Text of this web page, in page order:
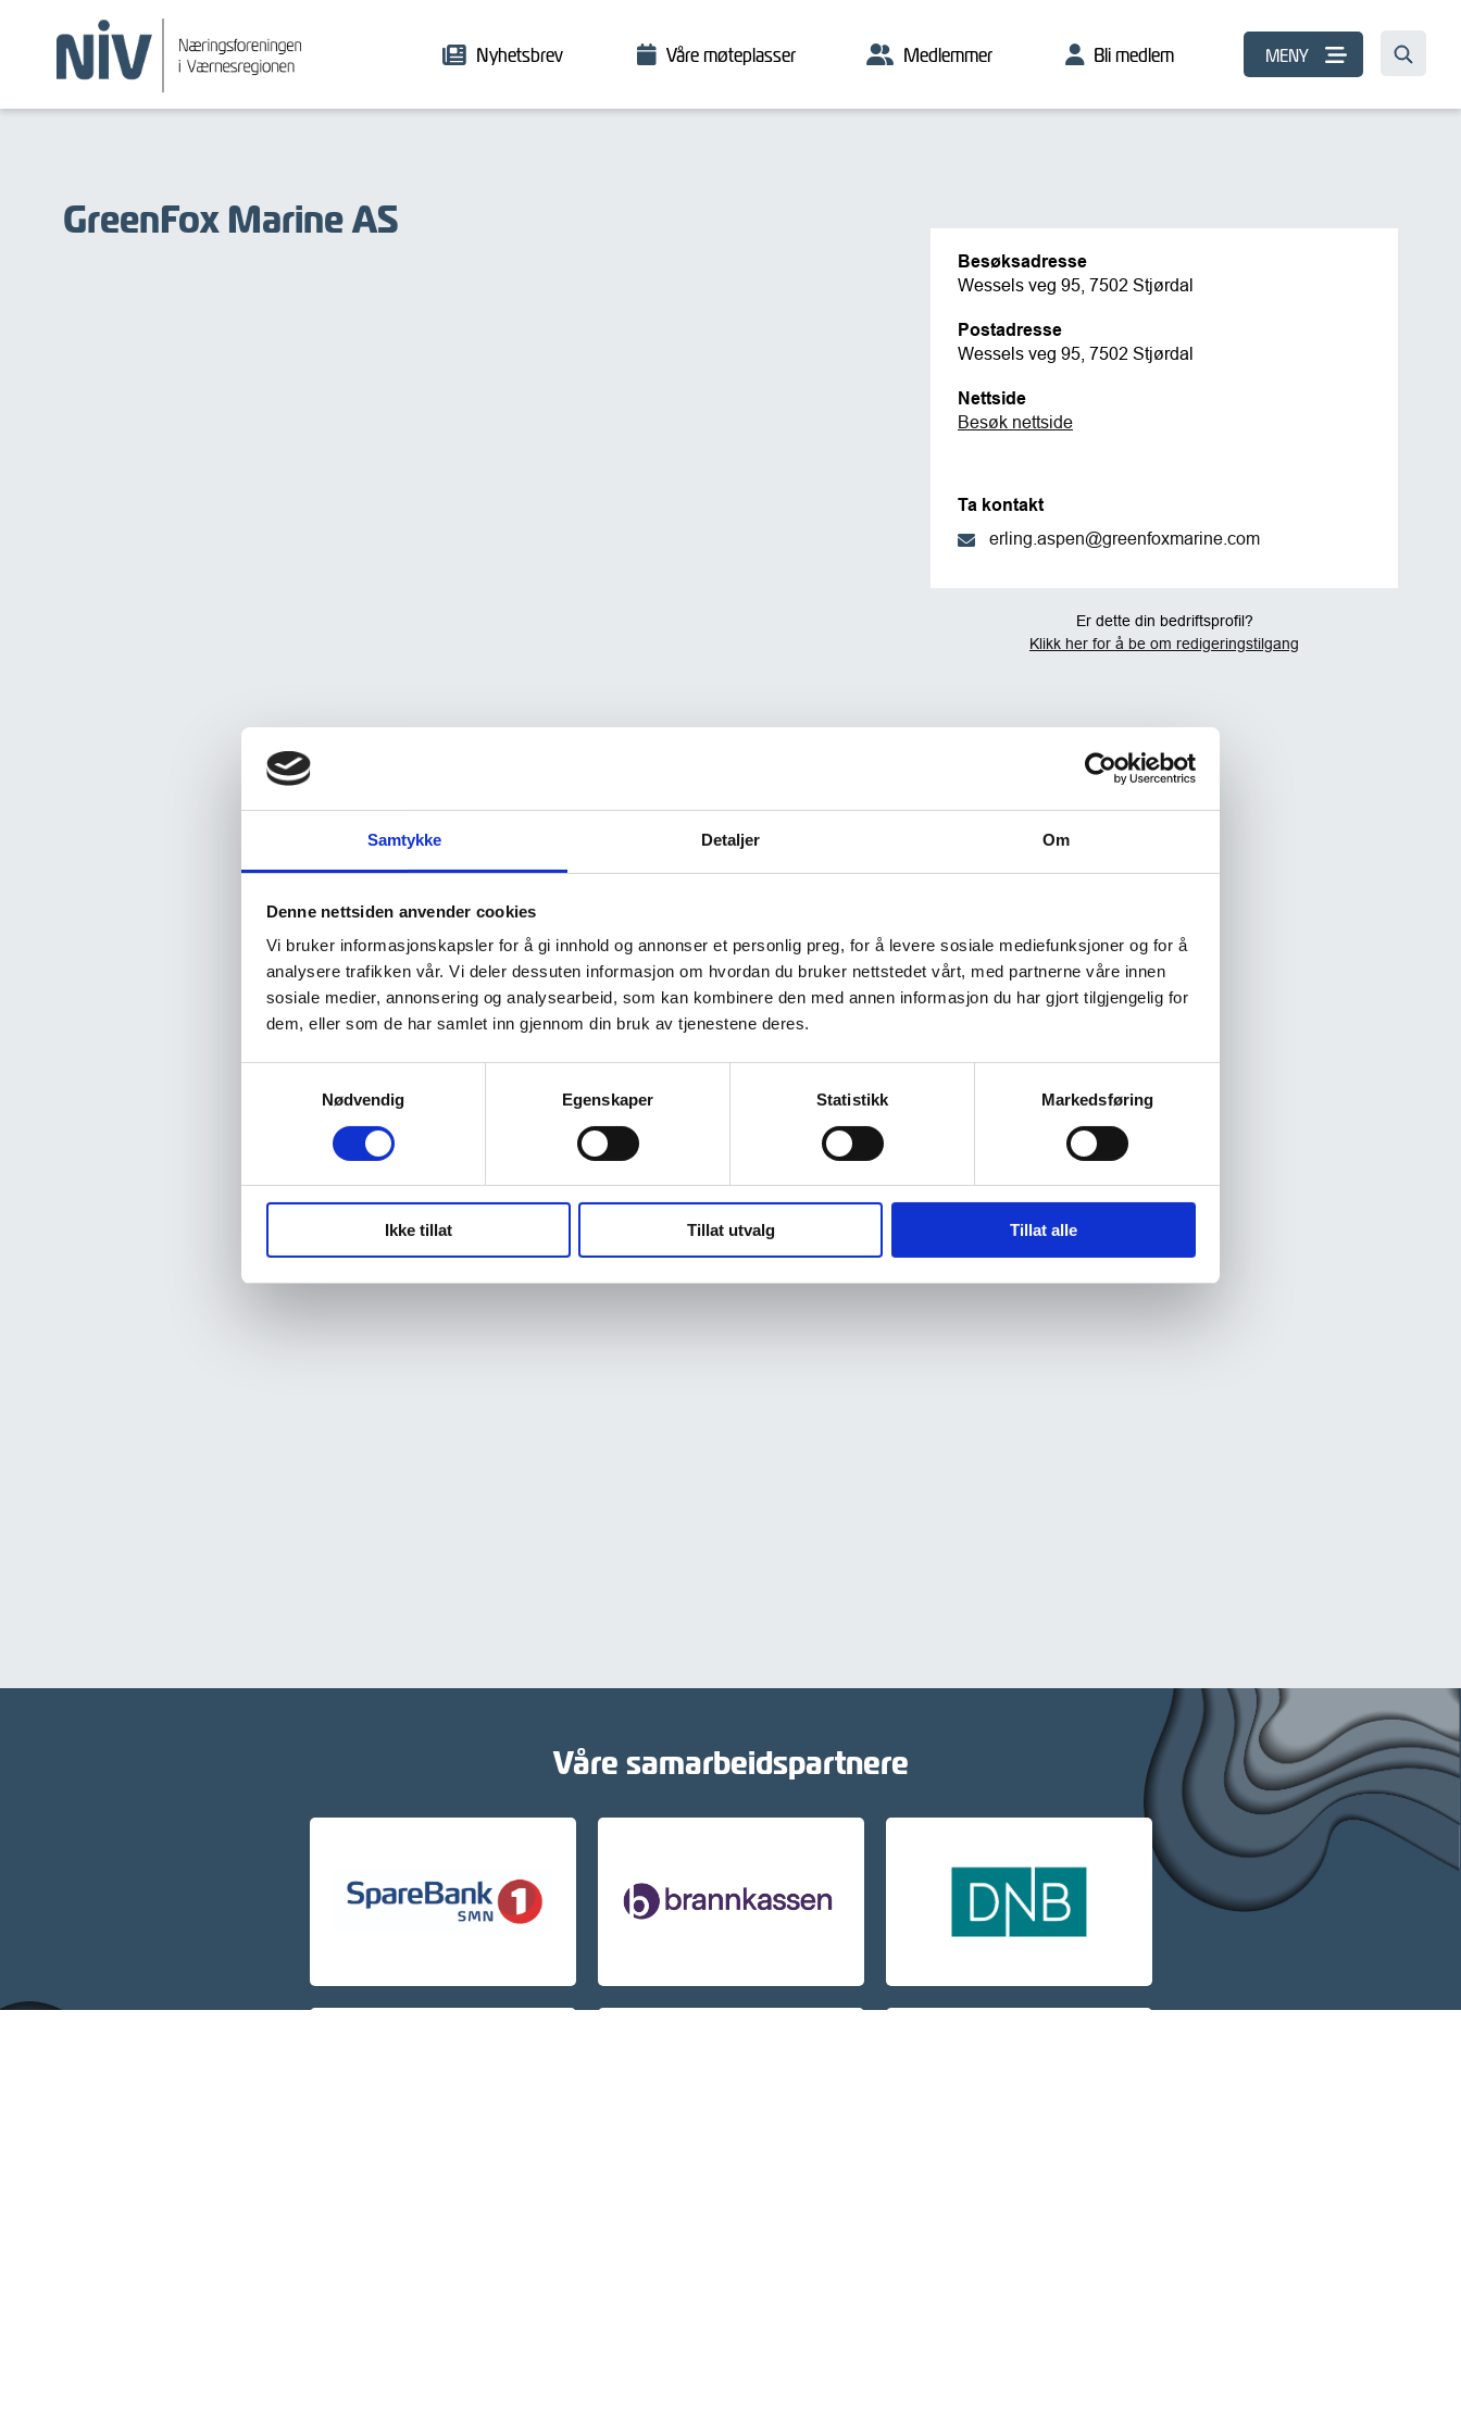
Samtykke Detaljer Om
Denne nettsiden anvender cookies
Vi bruker informasjonskapsler for å gi innhold og annonser et personlig preg, for å levere sosiale mediefunksjoner og for å
analysere trafikken vår. Vi deler dessuten informasjon om hvordan du bruker nettstedet vårt, med partnerne våre innen
sosiale medier, annonsering og analysearbeid, som kan kombinere den med annen informasjon du har gjort tilgjengelig for
dem, eller som de har samlet inn gjennom din bruk av tjenestene deres.
Nødvendig
Egenskaper Statistikk Markedsføring
Ikke tillat Tillat utvalg Tillat alle
Nyhetsbrev Våre møteplasser Medlemmer Bli medlem MENY
GreenFox Marine AS
Besøksadresse
Wessels veg 95, 7502 Stjørdal
Postadresse
Wessels veg 95, 7502 Stjørdal
Nettside
Besøk nettside
Ta kontakt
erling.aspen@greenfoxmarine.com
Er dette din bedriftsprofil?
Klikk her for å be om redigeringstilgang
Våre samarbeidspartnere